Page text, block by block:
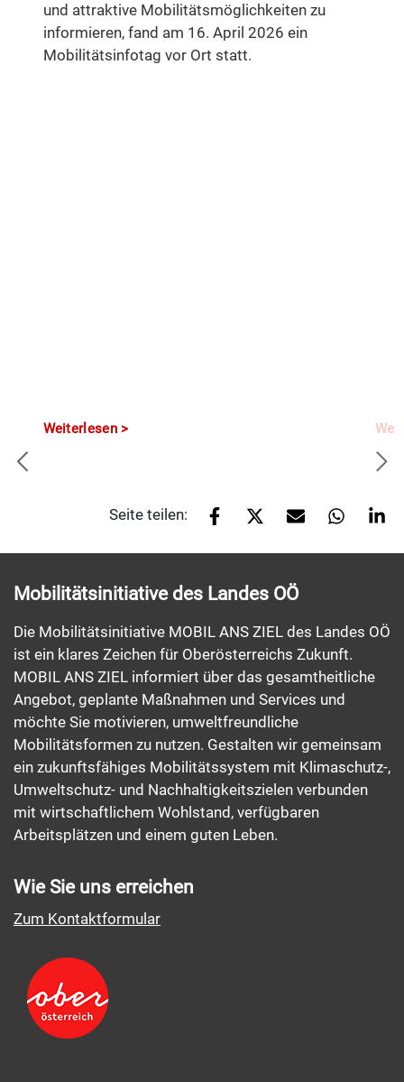
und attraktive Mobilitätsmöglichkeiten zu
informieren, fand am 16. April 2026 ein
Mobilitätsinfotag vor Ort statt.
Weiterlesen
Seite teilen:
Mobilitätsinitiative des Landes OÖ
Die Mobilitätsinitiative MOBIL ANS ZIEL des Landes OÖ
ist ein klares Zeichen für Oberösterreichs Zukunft.
MOBIL ANS ZIEL informiert über das gesamtheitliche
Angebot, geplante Maßnahmen und Services und
möchte Sie motivieren, umweltfreundliche
Mobilitätsformen zu nutzen. Gestalten wir gemeinsam
ein zukunftsfähiges Mobilitätssystem mit Klimaschutz-,
Umweltschutz- und Nachhaltigkeitszielen verbunden
mit wirtschaftlichem Wohlstand, verfügbaren
Arbeitsplätzen und einem guten Leben.
Wie Sie uns erreichen
Zum Kontaktformular